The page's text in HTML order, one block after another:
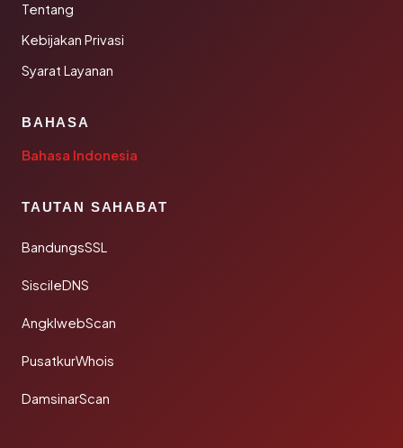
Tentang
Kebijakan Privasi
Syarat Layanan
BAHASA
Bahasa Indonesia
TAUTAN SAHABAT
BandungsSSL
SiscileDNS
AngklwebScan
PusatkurWhois
DamsinarScan